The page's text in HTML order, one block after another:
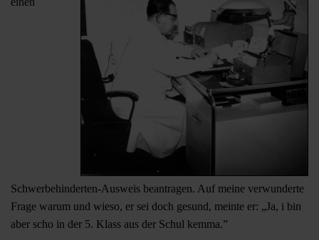
Schwerbehinderten-Ausweis beantragen. Auf meine verwunderte
Frage warum und wieso, er sei doch gesund, meinte er: „Ja, i bin
aber scho in der 5. Klass aus der Schul kemma.”